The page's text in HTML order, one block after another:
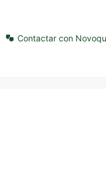
Contactar con